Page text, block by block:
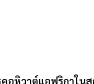
อหิวาต์แอฟริกาใน